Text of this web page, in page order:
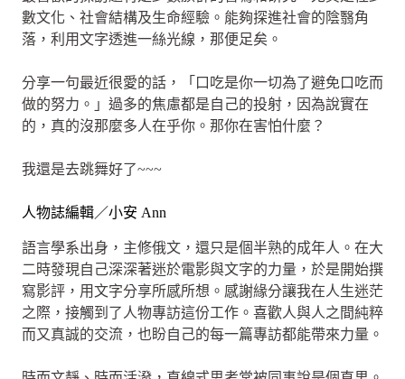
數文化、社會結構及生命經驗。能夠探進社會的陰翳角
落，利用文字透進一絲光線，那便足矣。
分享一句最近很愛的話，「口吃是你一切為了避免口吃而
做的努力。」過多的焦慮都是自己的投射，因為說實在
的，真的沒那麼多人在乎你。那你在害怕什麼？
我還是去跳舞好了~~~
人物誌編輯／小安 Ann
語言學系出身，主修俄文，還只是個半熟的成年人。在大
二時發現自己深深著迷於電影與文字的力量，於是開始撰
寫影評，用文字分享所感所想。感謝緣分讓我在人生迷茫
之際，接觸到了人物專訪這份工作。喜歡人與人之間純粹
而又真誠的交流，也盼自己的每一篇專訪都能帶來力量。